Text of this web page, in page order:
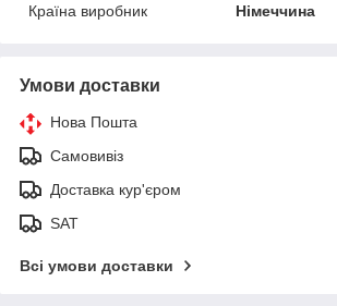
Країна виробник
Німеччина
Умови доставки
Нова Пошта
Самовивіз
Доставка кур'єром
SAT
Всі умови доставки